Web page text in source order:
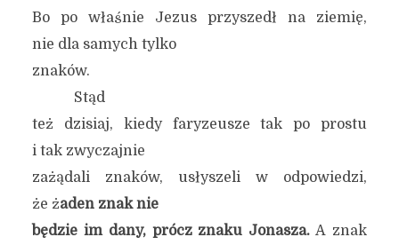
Bo po właśnie Jezus przyszedł na ziemię,
nie dla samych tylko
znaków.
Stąd
też dzisiaj, kiedy faryzeusze tak po prostu
i tak zwyczajnie
zażądali znaków, usłyszeli w odpowiedzi,
że żaden znak nie
będzie im dany, prócz znaku Jonasza. A znak